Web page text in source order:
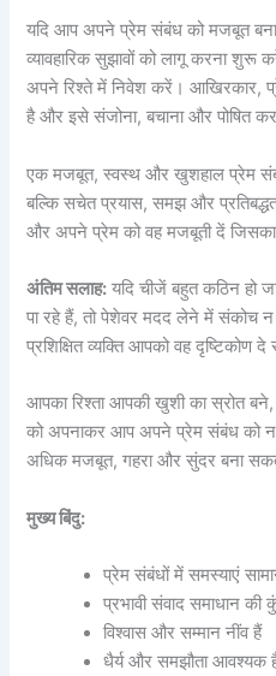
यदि आप अपने प्रेम संबंध को मजबूत
व्यावहारिक सुझावों को लागू करना
अपने रिश्ते में निवेश करें।
है और इसे संजोना, बचाना और पोषित
एक मजबूत, स्वस्थ और खुशहाल प्रेम
बल्कि सचेत प्रयास, समझ और
और अपने प्रेम को वह मजबूती दें
अंतिम सलाह: यदि चीजें बहुत कठिन हो
पा रहे हैं, तो पेशेवर मदद लेने में
प्रशिक्षित व्यक्ति आपको वह दृष्टिकोण
आपका रिश्ता आपकी खुशी का स्रोत बने,
को अपनाकर आप अपने प्रेम संबंध को
अधिक मजबूत, गहरा और सुंदर बना
मुख्य बिंदु:
प्रेम संबंधों में समस्याएं
प्रभावी संवाद समाधान की
विश्वास और सम्मान नींव हैं
धैर्य और समझौता आवश्यक